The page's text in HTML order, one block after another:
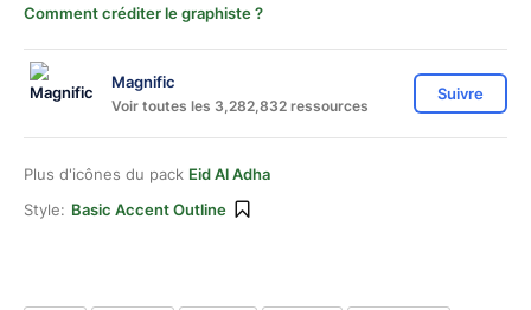
Comment créditer le graphiste ?
Magnific
Voir toutes les 3,282,832 ressources
Suivre
Plus d'icônes du pack Eid Al Adha
Style: Basic Accent Outline